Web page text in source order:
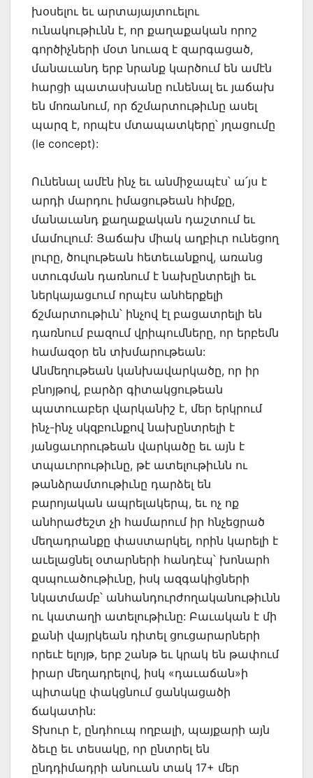
խօսելու եւ արտայայտուելու
ունակութիւնն է, որ քաղաքական որոշ
գործիչների մօտ նուազ է զարգացած,
մանաւանդ երբ նրանք կարծում են ամէն
հարցի պատասխանը ունենալ եւ յաճախ
են մոռանում, որ ճշմարտութիւնը ասել
պարզ է, որպէս մտապատկերը՝ յղացումը
(le concept):
Ունենալ ամէն ինչ եւ անմիջապէս՝ ա՛յս է
արդի մարդու իմացութեան հիմքը,
մանաւանդ քաղաքական դաշտում եւ
մամուլում: Յաճախ միակ աղբիւր ունեցող
լուրը, ծուլութեան հետեւանքով, առանց
ստուգման դառնում է նախընտրելի եւ
ներկայացւում որպէս անհերքելի
ճշմարտութիւն՝ ինչով էլ բացատրելի են
դառնում բազում վրիպումները, որ երբեմն
համազօր են տխմարութեան:
Անմեղութեան կանխավարկածը, որ իր
բնոյթով, բարձր գիտակցութեան
պատուաբեր վարկանիշ է, մեր երկրում
ինչ-ինչ սկզբունքով նախընտրելի է
յանցաւորութեան վարկածը եւ այն է
տպաւորութիւնը, թէ ատելութիւնն ու
թանձրամտութիւնը դարձել են
բարոյական ապրելակերպ, եւ ոչ ոք
անհրաժեշտ չի համարում իր հնչեցրած
մեղադրանքը փաստարկել, որին կարելի է
աւելացնել օտարների հանդէպ՝ խոնարհ
զսպուածութիւնը, իսկ ազգակիցների
նկատմամբ՝ անհանդուրժողականութիւնն
ու կատաղի ատելութիւնը: Բաւական է մի
քանի վայրկեան դիտել ցուցարարների
որեւէ ելոյթ, երբ շանթ եւ կրակ են թափում
իրար մեղադրելով, իսկ «դաւաճան»ի
պիտակը փակցնում ցանկացածի
ճակատին:
Տխուր է, ընդհուպ ողբալի, պայքարի այն
ձեւը եւ տեսակը, որ ընտրել են
ընդդիմադրի անուան տակ 17+ մեր